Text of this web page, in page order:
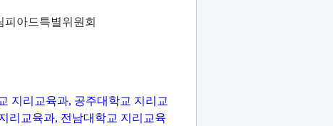
피아드특별위원회
지리교육과, 공주대학교 지리교
리교육과, 전남대학교 지리교육